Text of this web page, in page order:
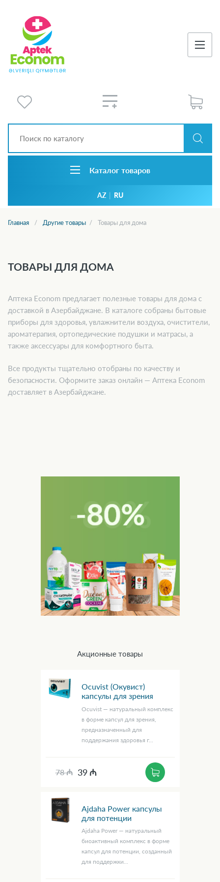
Каталог товаров
AZ | RU
Главная Другие товары Товары для дома
ТОВАРЫ ДЛЯ ДОМА
Аптека Econom предлагает полезные товары для дома с
доставкой в Азербайджане. В каталоге собраны бытовые
приборы для здоровья, увлажнители воздуха, очистители,
ароматерапия, ортопедические подушки и матрасы, а
также аксессуары для комфортного быта.
Все продукты тщательно отобраны по качеству и
безопасности. Оформите заказ онлайн — Аптека Econom
доставляет в Азербайджане.
Акционные товары
Ocuvist (Окувист)
капсулы для зрения
Ocuvist — натуральный комплекс
в форме капсул для зрения,
предназначенный для
поддержания здоровья г...
78 ₼ 39 ₼
Ajdaha Power капсулы
для потенции
Ajdaha Power — натуральный
биоактивный комплекс в форме
капсул для потенции, созданный
для поддержки...